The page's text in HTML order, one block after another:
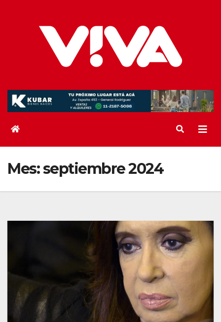
Mes:septiembre 2024